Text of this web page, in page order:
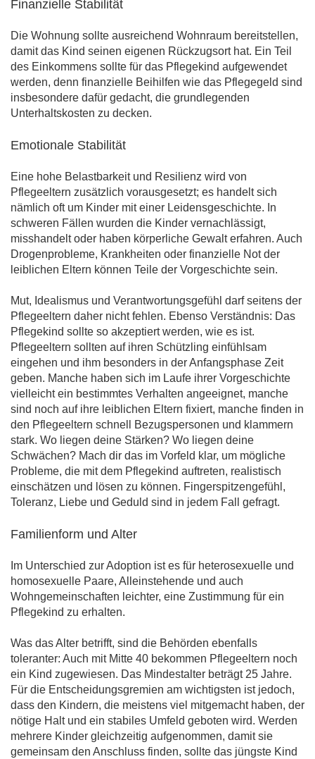
Finanzielle Stabilität
Die Wohnung sollte ausreichend Wohnraum bereitstellen,
damit das Kind seinen eigenen Rückzugsort hat. Ein Teil
des Einkommens sollte für das Pflegekind aufgewendet
werden, denn finanzielle Beihilfen wie das Pflegegeld sind
insbesondere dafür gedacht, die grundlegenden
Unterhaltskosten zu decken.
Emotionale Stabilität
Eine hohe Belastbarkeit und Resilienz wird von
Pflegeeltern zusätzlich vorausgesetzt; es handelt sich
nämlich oft um Kinder mit einer Leidensgeschichte. In
schweren Fällen wurden die Kinder vernachlässigt,
misshandelt oder haben körperliche Gewalt erfahren. Auch
Drogenprobleme, Krankheiten oder finanzielle Not der
leiblichen Eltern können Teile der Vorgeschichte sein.
Mut, Idealismus und Verantwortungsgefühl darf seitens der
Pflegeeltern daher nicht fehlen. Ebenso Verständnis: Das
Pflegekind sollte so akzeptiert werden, wie es ist.
Pflegeeltern sollten auf ihren Schützling einfühlsam
eingehen und ihm besonders in der Anfangsphase Zeit
geben. Manche haben sich im Laufe ihrer Vorgeschichte
vielleicht ein bestimmtes Verhalten angeeignet, manche
sind noch auf ihre leiblichen Eltern fixiert, manche finden in
den Pflegeeltern schnell Bezugspersonen und klammern
stark. Wo liegen deine Stärken? Wo liegen deine
Schwächen? Mach dir das im Vorfeld klar, um mögliche
Probleme, die mit dem Pflegekind auftreten, realistisch
einschätzen und lösen zu können. Fingerspitzengefühl,
Toleranz, Liebe und Geduld sind in jedem Fall gefragt.
Familienform und Alter
Im Unterschied zur Adoption ist es für heterosexuelle und
homosexuelle Paare, Alleinstehende und auch
Wohngemeinschaften leichter, eine Zustimmung für ein
Pflegekind zu erhalten.
Was das Alter betrifft, sind die Behörden ebenfalls
toleranter: Auch mit Mitte 40 bekommen Pflegeeltern noch
ein Kind zugewiesen. Das Mindestalter beträgt 25 Jahre.
Für die Entscheidungsgremien am wichtigsten ist jedoch,
dass den Kindern, die meistens viel mitgemacht haben, der
nötige Halt und ein stabiles Umfeld geboten wird. Werden
mehrere Kinder gleichzeitig aufgenommen, damit sie
gemeinsam den Anschluss finden, sollte das jüngste Kind